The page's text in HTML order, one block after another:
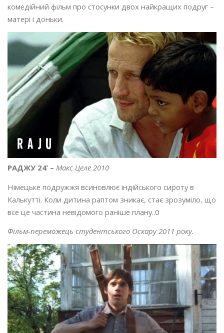
комедійний фільм про стосунки двох найкращих подруг –
матері і доньки.
РАДЖУ 24’ – Макс Целе 2010
Німецьке подружжя всиновлює індійського сироту в
Калькутті. Коли дитина раптом зникає, стає зрозуміло, що
все це частина невідомого раніше плану..0
Фільм-переможець студентського Оскару 2011 року.